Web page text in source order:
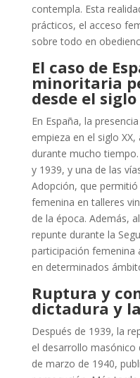
contempla. Esta
prácticos, el acceso
sobre todo en
El caso de
minoritaria
desde el siglo
En España, la
empieza en el siglo
durante mucho
y 1939, y una de las
Adopción, que
femenina en talleres
de la época. Además,
repunte durante la
participación femenina
en determinados
Ruptura y
dictadura y
Después de 1939, la
el desarrollo masónico
de marzo de 1940,